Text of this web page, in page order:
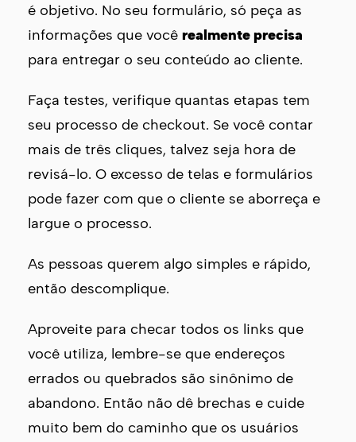
é objetivo. No seu formulário, só peça as
informações que você realmente precisa
para entregar o seu conteúdo ao cliente.
Faça testes, verifique quantas etapas tem
seu processo de checkout. Se você contar
mais de três cliques, talvez seja hora de
revisá-lo. O excesso de telas e formulários
pode fazer com que o cliente se aborreça e
largue o processo.
As pessoas querem algo simples e rápido,
então descomplique.
Aproveite para checar todos os links que
você utiliza, lembre-se que endereços
errados ou quebrados são sinônimo de
abandono. Então não dê brechas e cuide
muito bem do caminho que os usuários